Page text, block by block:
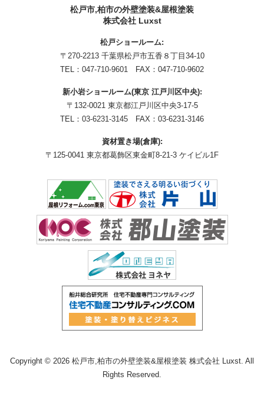
松戸市,柏市の外壁塗装&屋根塗装
株式会社 Luxst
松戸ショールーム:
〒270-2213 千葉県松戸市五香８丁目34-10
TEL： 047-710-9601 FAX：047-710-9602
新小岩ショールーム(東京 江戸川区中央):
〒132-0021 東京都江戸川区中央3-17-5
TEL： 03-6231-3145 FAX：03-6231-3146
資材置き場(倉庫):
〒125-0041 東京都葛飾区東金町8-21-3 ケイビル1F
Copyright © 2026 松戸市,柏市の外壁塗装&屋根塗装 株式会社 Luxst. All
Rights Reserved.